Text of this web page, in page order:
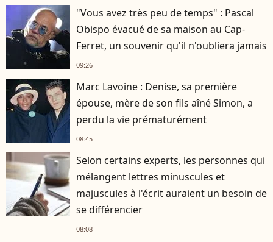
"Vous avez très peu de temps" : Pascal
Obispo évacué de sa maison au Cap-
Ferret, un souvenir qu'il n'oubliera jamais
09:26
Marc Lavoine : Denise, sa première
épouse, mère de son fils aîné Simon, a
perdu la vie prématurément
08:45
Selon certains experts, les personnes qui
mélangent lettres minuscules et
majuscules à l'écrit auraient un besoin de
se différencier
08:08